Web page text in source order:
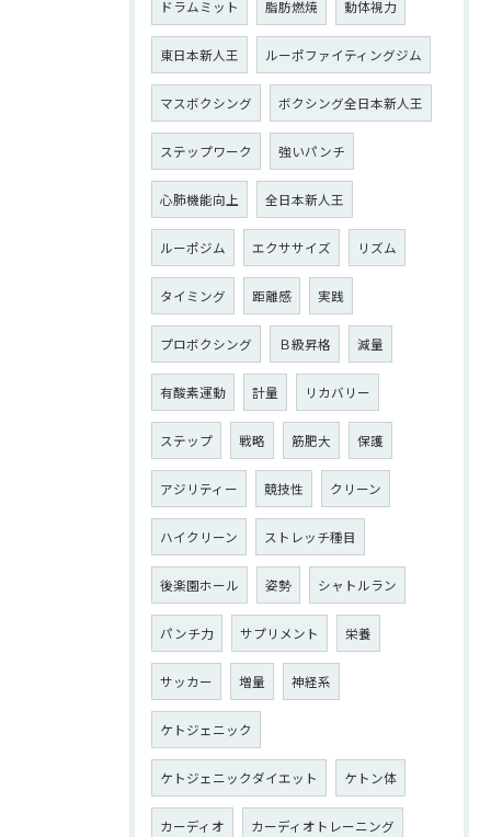
ドラムミット 脂肪燃焼 動体視力
東日本新人王 ルーポファイティングジム
マスボクシング ボクシング全日本新人王
ステップワーク 強いパンチ
心肺機能向上 全日本新人王
ルーポジム エクササイズ リズム
タイミング 距離感 実践
プロボクシング Ｂ級昇格 減量
有酸素運動 計量 リカバリー
ステップ 戦略 筋肥大 保護
アジリティー 競技性 クリーン
ハイクリーン ストレッチ種目
後楽園ホール 姿勢 シャトルラン
パンチ力 サプリメント 栄養
サッカー 増量 神経系
ケトジェニック
ケトジェニックダイエット ケトン体
カーディオ カーディオトレーニング